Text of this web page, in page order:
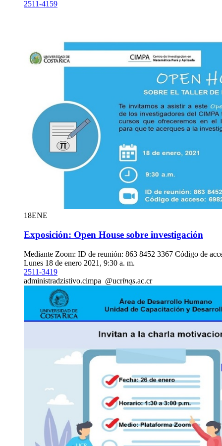
2511-4159
18ENE
Exposición: Open House sobre investigación
Mediante Zoom: ID de reunión: 863 8452 3367 Código de
Lunes 18 de enero 2021, 9:30 a. m.
2511-3419
administradzistivo.cimpa @ucrlnqs.ac.cr